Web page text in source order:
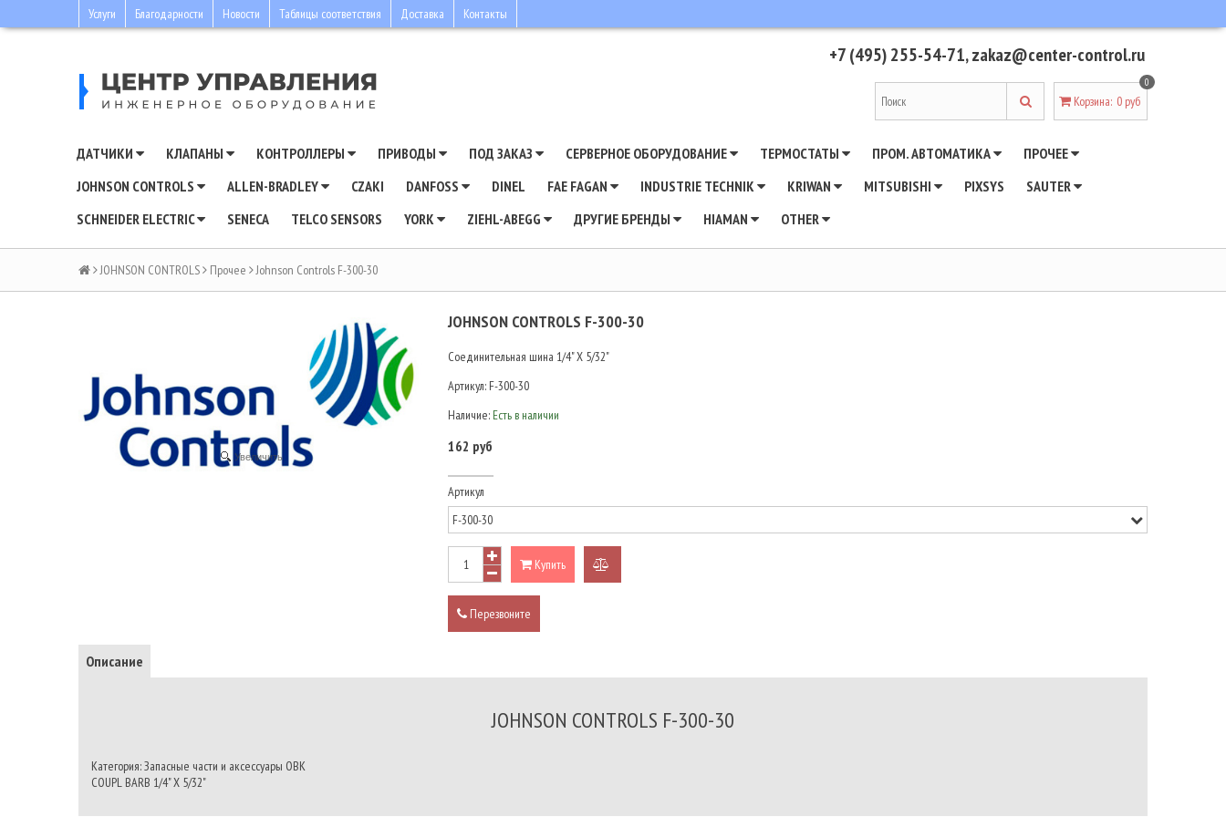
Услуги Благодарности Новости Таблицы соответствия Доставка Контакты
+7 (495) 255-54-71,zakaz@center-control.ru
Корзина:
0
0 руб
ДАТЧИКИ КЛАПАНЫ КОНТРОЛЛЕРЫ ПРИВОДЫ ПОД ЗАКАЗ СЕРВЕРНОЕ ОБОРУДОВАНИЕ ТЕРМОСТАТЫ ПРОМ. АВТОМАТИКА
ПРОЧЕЕ
JOHNSON CONTROLS
ALLEN-BRADLEY CZAKI DANFOSS DINEL FAE FAGAN INDUSTRIE TECHNIK KRIWAN MITSUBISHI PIXSYS
SAUTER
SCHNEIDER ELECTRIC
SENECA TELCO SENSORS YORK ZIEHL-ABEGG ДРУГИЕ БРЕНДЫ HIAMAN OTHER
JOHNSON CONTROLS Прочее Johnson Controls F-300-30
Увеличить
JOHNSON CONTROLS F-300-30
Соединительная шина 1/4" X 5/32"
Артикул: F-300-30
Наличие: Есть в наличии
162 руб
Артикул
Купить
Перезвоните
Описание
JOHNSON CONTROLS F-300-30
Категория: Запасные части и аксессуары ОВК
COUPL BARB 1/4" X 5/32"